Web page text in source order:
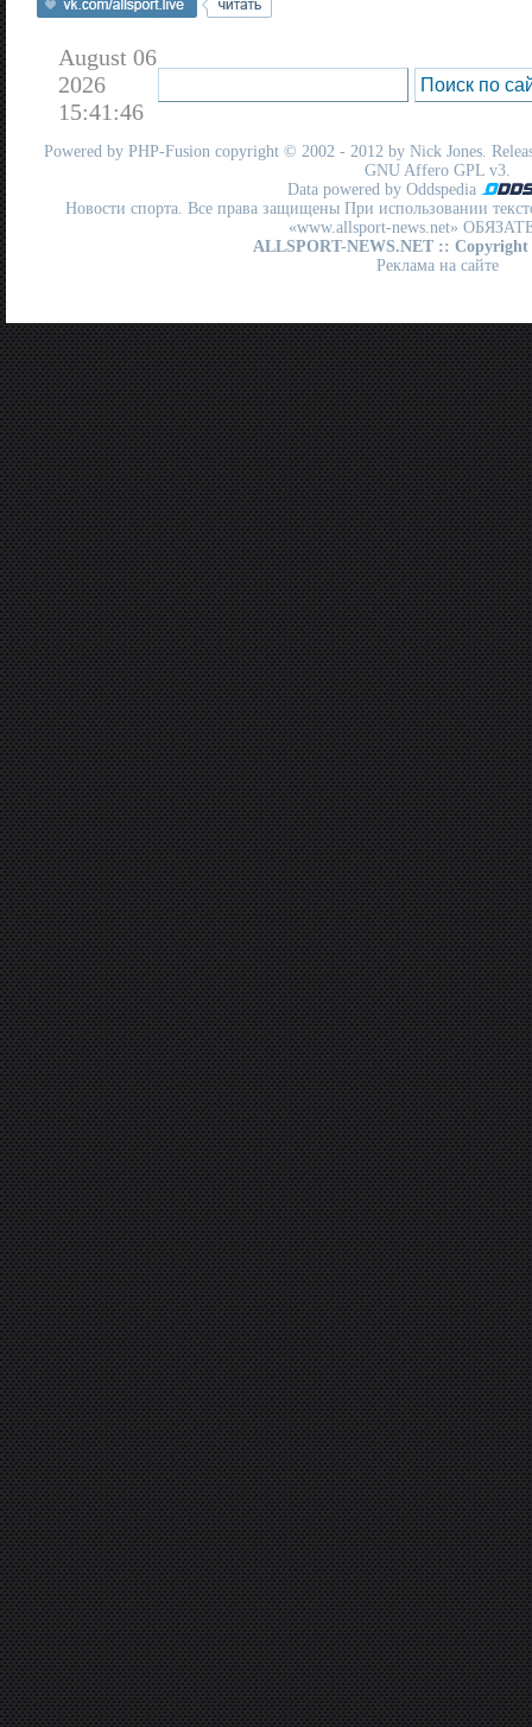
August 06
2026
15:41:46
Powered by PHP-Fusion copyright © 2002 - 2012 by Nick Jones.
GNU Affero GPL v3.
Data powered by Oddspedia
Новости спорта. Все права защищены При использовании
«www.allsport-news.net»
ALLSPORT-NEWS.NET :: Copyright
Реклама на сайте